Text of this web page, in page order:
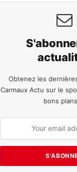
Obtenez les
Carmaux Actu sur le
bons